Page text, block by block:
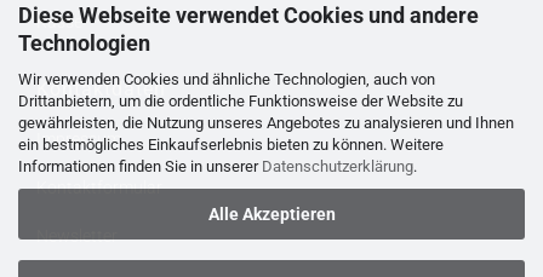
Diese Webseite verwendet Cookies und andere
Technologien
Wir verwenden Cookies und ähnliche Technologien, auch von
Drittanbietern, um die ordentliche Funktionsweise der Website zu
gewährleisten, die Nutzung unseres Angebotes zu analysieren und Ihnen
ein bestmögliches Einkaufserlebnis bieten zu können. Weitere
Informationen finden Sie in unserer Datenschutzerklärung.
Alle Akzeptieren
Kasse
Kontaktdaten
Impressum
Kontaktformular
Newsletter